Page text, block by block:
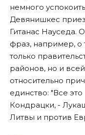
немного
Девянишкес
Гитанас Науседа.
фраз, например, о
только
районов, но и
относительно
единство: "Все
Кондрацки, -
Литвы и против